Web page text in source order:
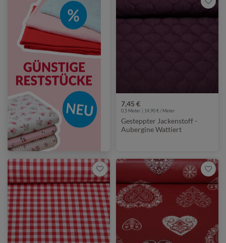
7,45 €
0,5 Meter | 14,90 € / Meter
Gesteppter Jackenstoff -
Aubergine Wattiert